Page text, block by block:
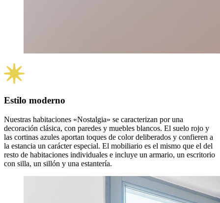
Estilo moderno
Nuestras habitaciones «Nostalgia» se caracterizan por una
decoración clásica, con paredes y muebles blancos. El suelo rojo y
las cortinas azules aportan toques de color deliberados y confieren a
la estancia un carácter especial. El mobiliario es el mismo que el del
resto de habitaciones individuales e incluye un armario, un escritorio
con silla, un sillón y una estantería.